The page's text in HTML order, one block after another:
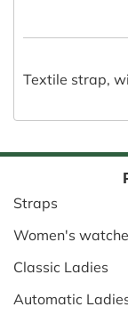
Textile strap,
Straps
Women's
Classic Ladies
Automatic